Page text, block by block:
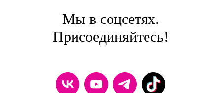
Мы в соцсетях.
Присоединяйтесь!